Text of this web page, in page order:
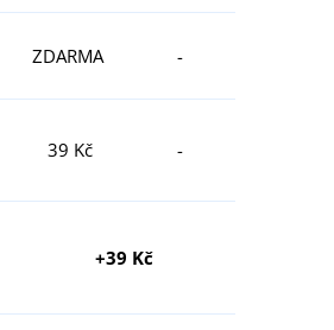
ZDARMA -
39 Kč -
+39 Kč